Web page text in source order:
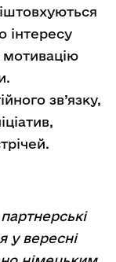
інтересу
зв’язку,
у вересні